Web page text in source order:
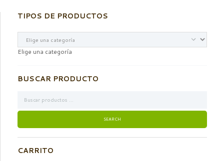
TIPOS DE PRODUCTOS
Elige una categoría
BUSCAR PRODUCTO
CARRITO